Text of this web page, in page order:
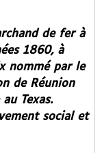
de fer à
1860, à
nommé par le
de Réunion
Texas.
social et